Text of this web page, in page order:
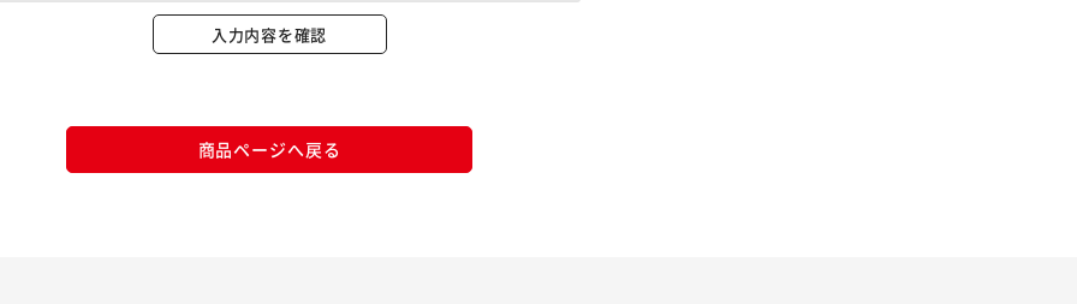
入力内容を確認
商品ページへ戻る
カートに入れる 購入手続きへ